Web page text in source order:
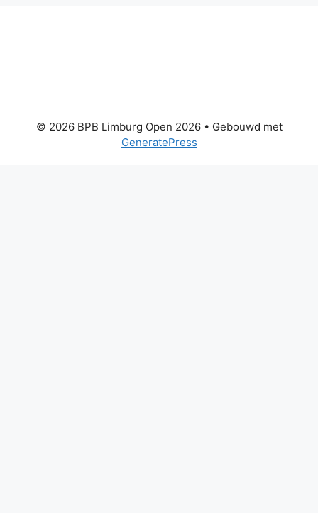
© 2026 BPB Limburg Open 2026• Gebouwd met
GeneratePress